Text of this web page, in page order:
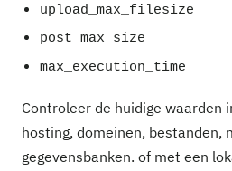
upload_max_filesize
post_max_size
max_execution_time
Controleer de huidige waarden
hosting, domeinen, bestanden,
gegevensbanken. of met een